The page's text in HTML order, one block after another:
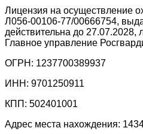
Лицензия на осуществление
Л056-00106-77/00666754,
действительна до
Главное управление
ОГРН: 1237700389937
ИНН: 9701250911
КПП: 502401001
Адрес места нахождения: